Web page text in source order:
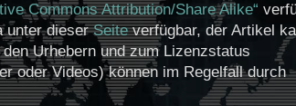
Commons Attribution/Share Alike“
unter dieserSeiteverfügbar, der Artikel
Urhebern und zum Lizenzstatus
oder Videos) können im Regelfall durch